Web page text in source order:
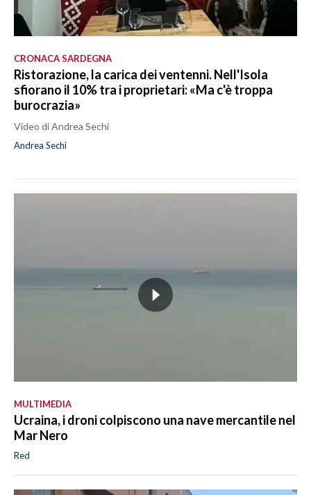
CRONACA SARDEGNA
Ristorazione, la carica dei ventenni. Nell'Isola
sfiorano il 10% tra i proprietari: «Ma c'è troppa
burocrazia»
Video di Andrea Sechi
Andrea Sechi
MULTIMEDIA
Ucraina, i droni colpiscono una nave mercantile nel
Mar Nero
Red